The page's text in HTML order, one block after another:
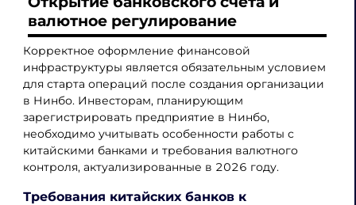
валютное регулирование
Корректное оформление финансовой
инфраструктуры является обязательным условием
для старта операций после создания организации
в Нинбо. Инвесторам, планирующим
зарегистрировать предприятие в Нинбо,
необходимо учитывать особенности работы с
китайскими банками и требования валютного
контроля, актуализированные в 2026 году.
Требования китайских банков к